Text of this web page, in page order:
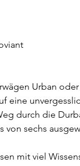
Urban
eine
durch die
von sechs
mit viel